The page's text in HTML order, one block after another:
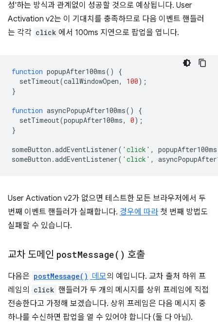
성'하는 방식과 관계없이 성공할 것으로 예상됩니다. User
Activation v2는 이 기대치를 충족하므로 다음 이벤트 핸들러
는 각각 click 에서 100ms 지연으로 팝업을 엽니다.
function popupAfter100ms()
{
setTimeout(callWindowOpen, 100);
}
function asyncPopupAfter100ms()
{
setTimeout(popupAfter100ms, 0);
}
someButton .addEventListener( 'click' , popupAfter100ms
someButton .addEventListener( 'click' ,
User Activation v2가 없으면 테스트한 모든 브라우저에서 두
번째 이벤트 핸들러가 실패합니다. 경우에 따라 첫 번째 방법도
실패할 수 있습니다.
교차 도메인 postMessage( ) 호출
다음은 postMessage() 데모의 예입니다. 교차 출처 하위 프
레임의
click 핸들러가 두 개의 메시지를 상위 프레임에 직접
전송한다고 가정해 보겠습니다. 상위 프레임은 다음 메시지 중
하나를 수신하면 팝업을 열 수 있어야 합니다 (둘 다 아님).